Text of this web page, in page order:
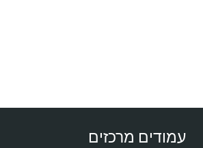
עמודים מרכזים